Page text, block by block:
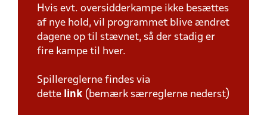
Hvis evt. oversidderkampe ikke besættes
af nye hold, vil programmet blive ændret
dagene op til stævnet, så der stadig er
fire kampe til hver.
Spillereglerne findes via
dette link (bemærk særreglerne nederst)